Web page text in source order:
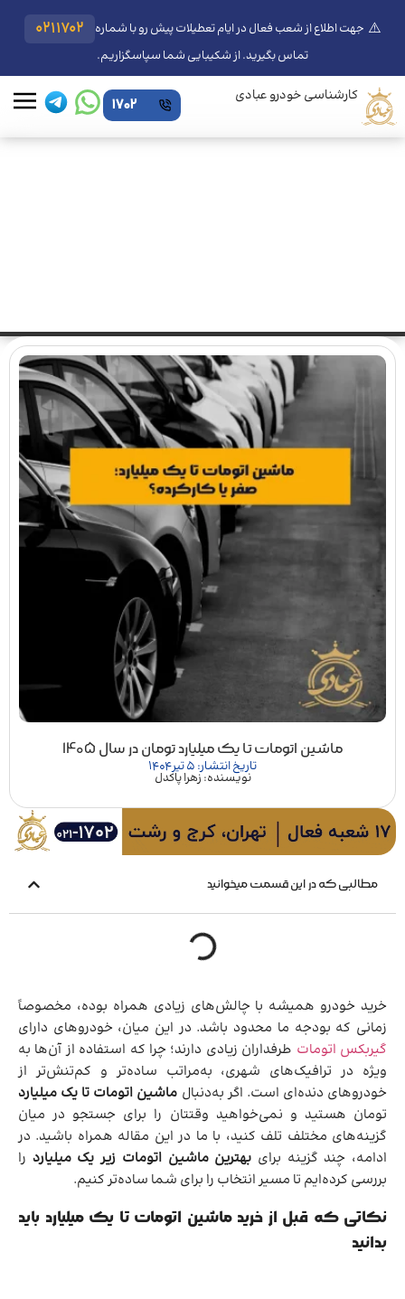
⚠️ جهت اطلاع از شعب فعال در ایام تعطیلات پیش رو با شماره 0211702
تماس بگیرید. از شکیبایی شما سپاسگزاریم.
کارشناسی خودرو عبادی 1702
ماشین اتومات تا یک میلیارد تومان در سال 1405
تاریخ انتشار: 5 تیر 1404
نویسنده: زهرا پاکدل
مطالبی که در این قسمت میخوانید
خرید خودرو همیشه با چالش‌های زیادی همراه بوده، مخصوصاً
زمانی که بودجه ما محدود باشد. در این میان، خودروهای دارای
گیربکس اتومات طرفداران زیادی دارند؛ چرا که استفاده از آن‌ها به
ویژه در ترافیک‌های شهری، به‌مراتب ساده‌تر و کم‌تنش‌تر از
خودروهای دنده‌ای است. اگر به‌دنبال ماشین اتومات تا یک میلیارد
تومان هستید و نمی‌خواهید وقتتان را برای جستجو در میان
گزینه‌های مختلف تلف کنید، با ما در این مقاله همراه باشید. در
ادامه، چند گزینه برای بهترین ماشین اتومات زیر یک میلیارد را
بررسی کرده‌ایم تا مسیر انتخاب را برای شما ساده‌تر کنیم.
نکاتی که قبل از خرید ماشین اتومات تا یک میلیارد باید
بدانید